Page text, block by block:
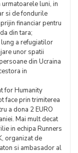
luni, in
si de fondurile
financiar pentru
din tara;
a refugiatilor
unor spatii
din Ucraina
in
for Humanity
face prin trimiterea
a dona 2 EURO
Mai mult decat
in echipa Runners
organizat de
si ambasador al